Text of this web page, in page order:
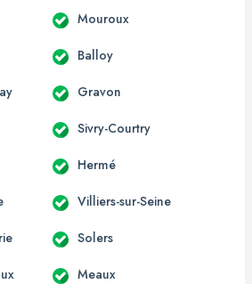
Mouroux
Balloy
Gravon
Sivry-Courtry
Hermé
Villiers-sur-Seine
Solers
Meaux